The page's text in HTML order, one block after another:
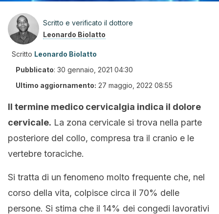
Scritto e verificato il dottore
Leonardo Biolatto
Scritto Leonardo Biolatto
Pubblicato: 30 gennaio, 2021 04:30
Ultimo aggiornamento: 27 maggio, 2022 08:55
Il termine medico cervicalgia indica il dolore
cervicale. La zona cervicale si trova nella parte
posteriore del collo, compresa tra il cranio e le
vertebre toraciche.
Si tratta di un fenomeno molto frequente che, nel
corso della vita, colpisce circa il 70% delle
persone. Si stima che il 14% dei congedi lavorativi